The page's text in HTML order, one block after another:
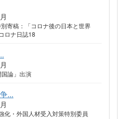
寄稿：「コロナ後の日本と世界
ロナ日誌18
論」出演
...
化・外国人材受入対策特別委員